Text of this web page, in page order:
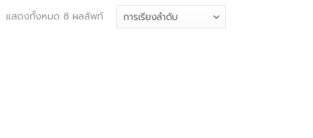
แสดงทั้งหมด 8 ผลลัพท์